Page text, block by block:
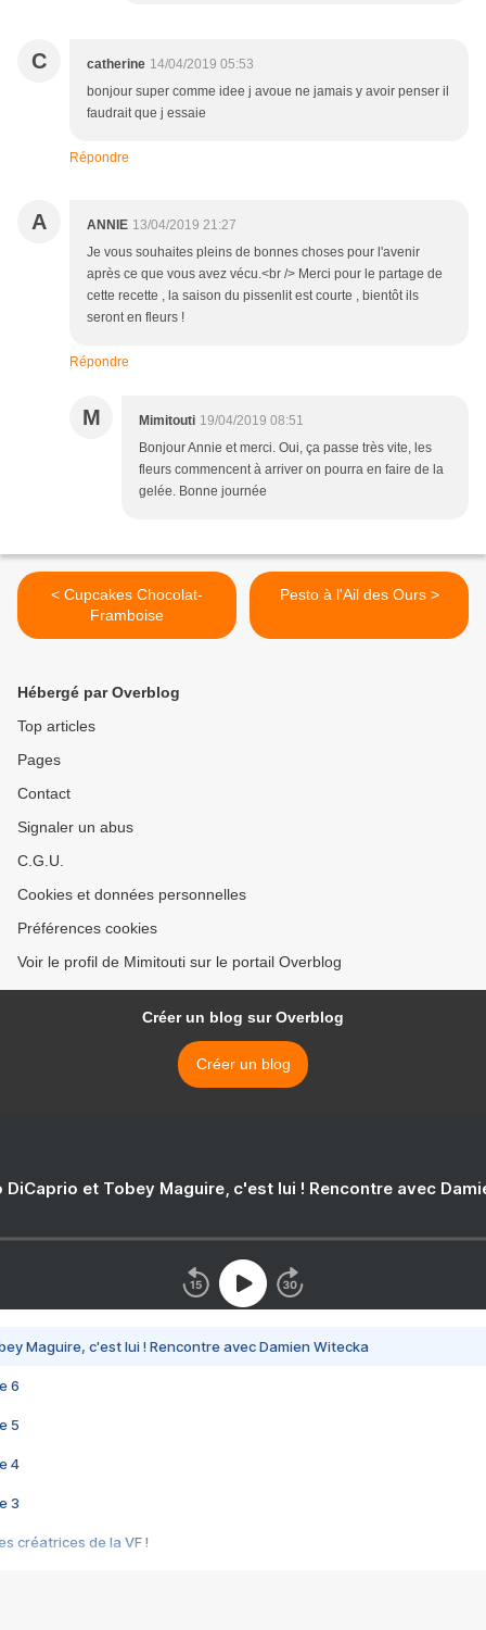
C catherine 14/04/2019 05:53
bonjour super comme idee j avoue ne jamais y avoir penser il
faudrait que j essaie
Répondre
A ANNIE 13/04/2019 21:27
Je vous souhaites pleins de bonnes choses pour l'avenir
après ce que vous avez vécu.<br /> Merci pour le partage de
cette recette , la saison du pissenlit est courte , bientôt ils
seront en fleurs !
Répondre
M Mimitouti 19/04/2019 08:51
Bonjour Annie et merci. Oui, ça passe très vite, les
fleurs commencent à arriver on pourra en faire de la
gelée. Bonne journée
< Cupcakes Chocolat-
Framboise
Pesto à l'Ail des Ours >
Hébergé par Overblog
Top articles
Pages
Contact
Signaler un abus
C.G.U.
Cookies et données personnelles
Préférences cookies
Voir le profil de Mimitouti sur le portail Overblog
Créer un blog sur Overblog
Créer un blog
DiCaprio et Tobey Maguire, c'est lui ! Rencontre avec
Maguire, c'est lui ! Rencontre avec Damien Witecka
6
5
4
3
créatrices de la VF !